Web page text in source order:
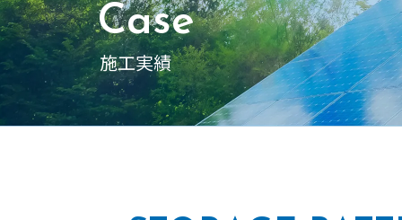
Case
施工実績